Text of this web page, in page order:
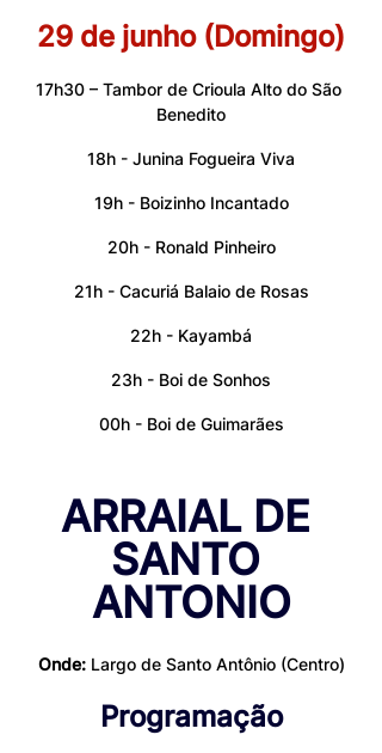
29 de junho (Domingo)
17h30 – Tambor de Crioula Alto do São
Benedito
18h - Junina Fogueira Viva
19h - Boizinho Incantado
20h - Ronald Pinheiro
21h - Cacuriá Balaio de Rosas
22h - Kayambá
23h - Boi de Sonhos
00h - Boi de Guimarães
ARRAIAL DE
SANTO
ANTONIO
Onde: Largo de Santo Antônio (Centro)
Programação